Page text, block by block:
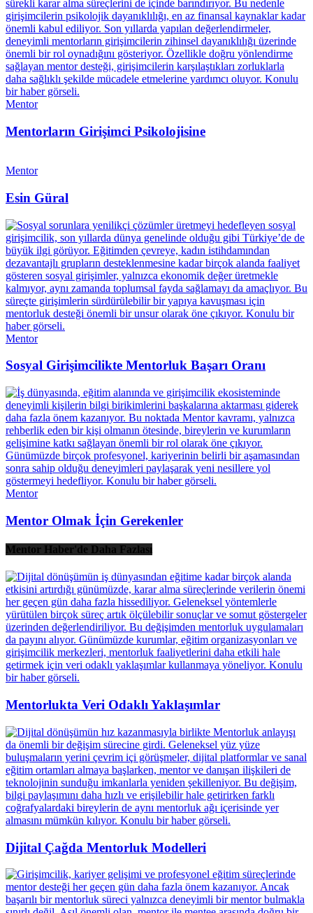
Mentor
Mentorların Girişimci Psikolojisine
Mentor
Esin Güral
Mentor
Sosyal Girişimcilikte Mentorluk Başarı Oranı
Mentor
Mentor Olmak İçin Gerekenler
Mentor Haber'de Daha Fazlası
Mentorlukta Veri Odaklı Yaklaşımlar
Dijital Çağda Mentorluk Modelleri